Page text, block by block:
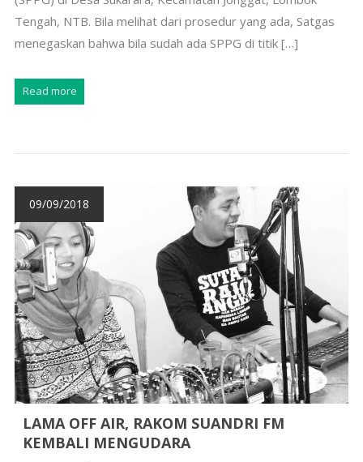
Tengah, NTB. Bila melihat dari prosedur yang ada, Satgas
menegaskan bahwa bila sudah ada SPPG di titik […]
Read more
09/09/2018
LAMA OFF AIR, RAKOM SUANDRI FM
KEMBALI MENGUDARA